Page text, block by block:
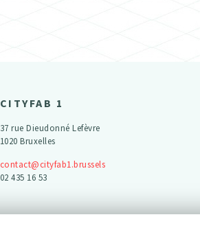
CITYFAB 1
37 rue Dieudonné Lefèvre
1020 Bruxelles
contact@cityfab1.brussels
02 435 16 53